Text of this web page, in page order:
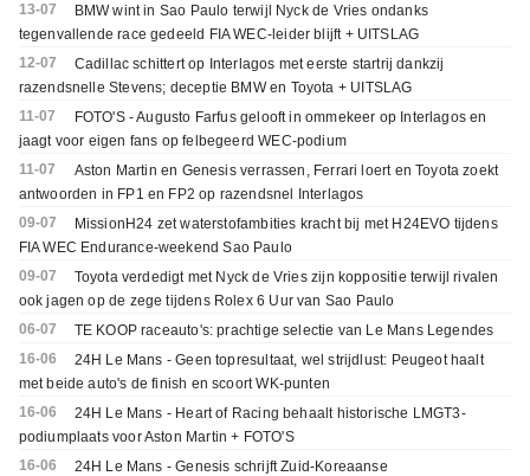
13-07
BMW wint in Sao Paulo terwijl Nyck de Vries ondanks
tegenvallende race gedeeld FIA WEC-leider blijft + UITSLAG
12-07
Cadillac schittert op Interlagos met eerste startrij dankzij
razendsnelle Stevens; deceptie BMW en Toyota + UITSLAG
11-07
FOTO'S - Augusto Farfus gelooft in ommekeer op Interlagos en
jaagt voor eigen fans op felbegeerd WEC-podium
11-07
Aston Martin en Genesis verrassen, Ferrari loert en Toyota zoekt
antwoorden in FP1 en FP2 op razendsnel Interlagos
09-07
MissionH24 zet waterstofambities kracht bij met H24EVO tijdens
FIA WEC Endurance-weekend Sao Paulo
09-07
Toyota verdedigt met Nyck de Vries zijn koppositie terwijl rivalen
ook jagen op de zege tijdens Rolex 6 Uur van Sao Paulo
06-07
TE KOOP raceauto's: prachtige selectie van Le Mans Legendes
16-06
24H Le Mans - Geen topresultaat, wel strijdlust: Peugeot haalt
met beide auto's de finish en scoort WK-punten
16-06
24H Le Mans - Heart of Racing behaalt historische LMGT3-
podiumplaats voor Aston Martin + FOTO'S
16-06
24H Le Mans - Genesis schrijft Zuid-Koreaanse